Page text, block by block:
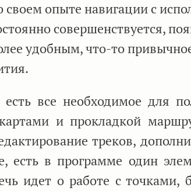
своем опыте навигации с
совершенствуется,
удобным, что-то
все необходимое для
и прокладкой
треков,
есть в программе один
идет о работе с